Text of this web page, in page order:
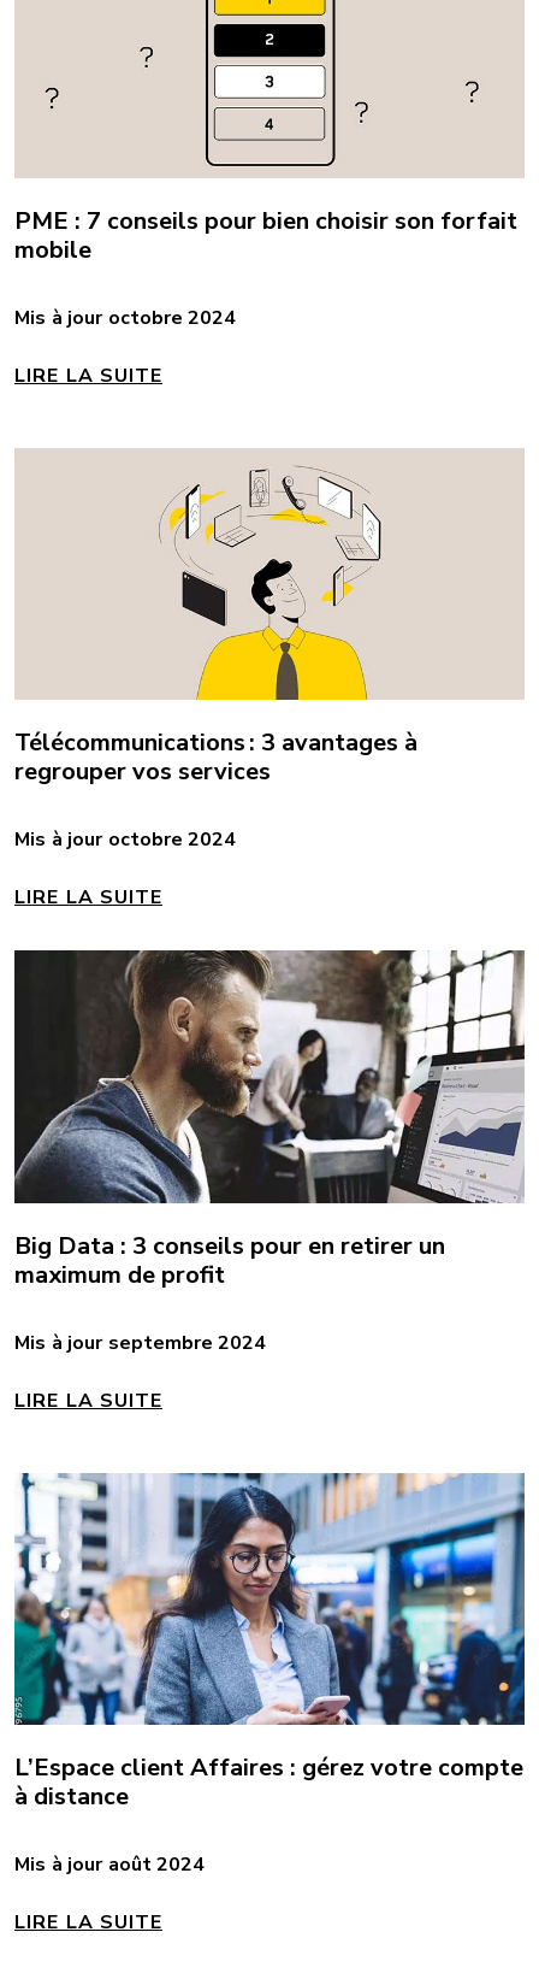
PME : 7 conseils pour bien choisir son forfait
mobile
Mis à jour octobre 2024
LIRE LA SUITE
Télécommunications : 3 avantages à
regrouper vos services
Mis à jour octobre 2024
LIRE LA SUITE
Big Data : 3 conseils pour en retirer un
maximum de profit
Mis à jour septembre 2024
LIRE LA SUITE
L’Espace client Affaires : gérez votre compte
à distance
Mis à jour août 2024
LIRE LA SUITE